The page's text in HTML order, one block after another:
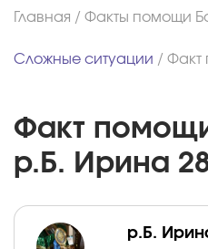
Главная / Факты помощи
Сложные ситуации / Факт
Факт
р.Б. Ирина
р.Б.